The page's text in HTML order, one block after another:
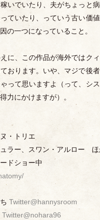
いでいたり、夫がちょっと
ていたり、っていう古い価
の一つになっていること。
に、この作品が海外ではク
おります。いや、マジで後
って思いますよ
（って、シ
力にかけますが） 。
・
トリエ
ラー、スワン ・アルロー ほ
ドショー中
Twitter@hannysroom
Twitter@nohara96